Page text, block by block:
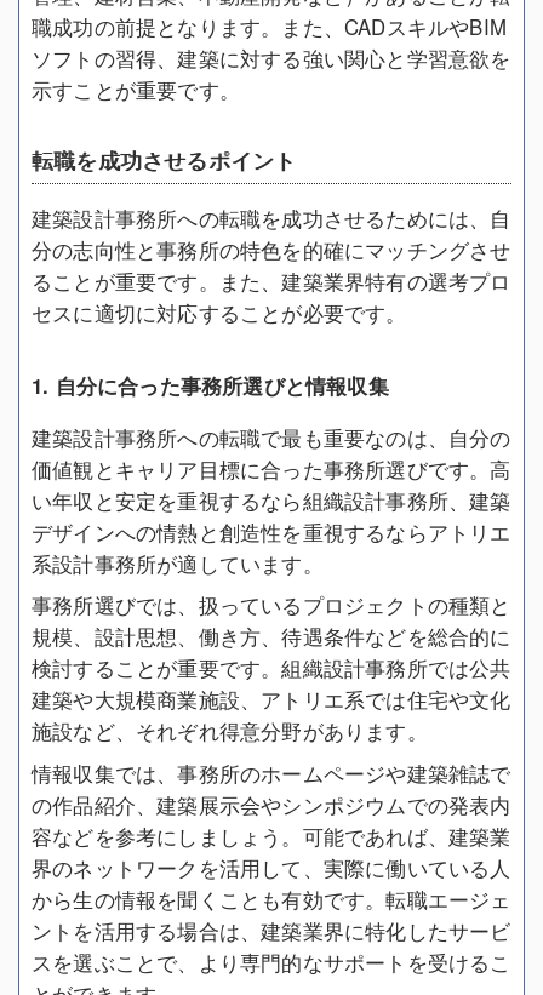
職成功の前提となります。また、CADスキルやBIM
ソフトの習得、建築に対する強い関心と学習意欲を
示すことが重要です。
転職を成功させるポイント
建築設計事務所への転職を成功させるためには、自
分の志向性と事務所の特色を的確にマッチングさせ
ることが重要です。また、建築業界特有の選考プロ
セスに適切に対応することが必要です。
1. 自分に合った事務所選びと情報収集
建築設計事務所への転職で最も重要なのは、自分の
価値観とキャリア目標に合った事務所選びです。高
い年収と安定を重視するなら組織設計事務所、建築
デザインへの情熱と創造性を重視するならアトリエ
系設計事務所が適しています。
事務所選びでは、扱っているプロジェクトの種類と
規模、設計思想、働き方、待遇条件などを総合的に
検討することが重要です。組織設計事務所では公共
建築や大規模商業施設、アトリエ系では住宅や文化
施設など、それぞれ得意分野があります。
情報収集では、事務所のホームページや建築雑誌で
の作品紹介、建築展示会やシンポジウムでの発表内
容などを参考にしましょう。可能であれば、建築業
界のネットワークを活用して、実際に働いている人
から生の情報を聞くことも有効です。転職エージェ
ントを活用する場合は、建築業界に特化したサービ
スを選ぶことで、より専門的なサポートを受けるこ